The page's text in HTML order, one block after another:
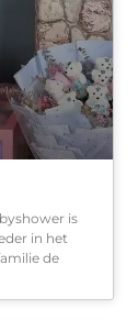
is
in het
de